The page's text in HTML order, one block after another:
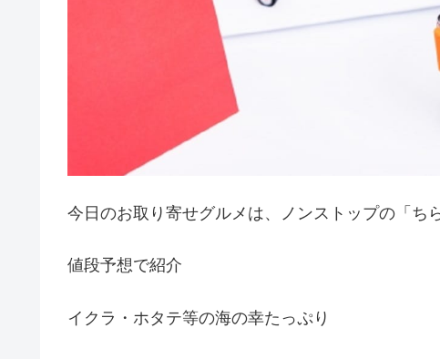
今日のお取り寄せグルメは、ノンストップの「ち
値段予想で紹介
イクラ・ホタテ等の海の幸たっぷり